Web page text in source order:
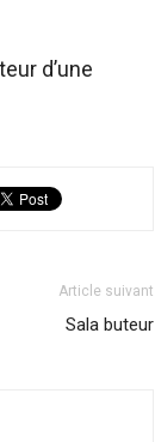
d’une
Article suivant
Sala buteur